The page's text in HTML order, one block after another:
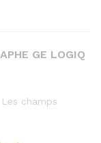
GE LOGIQ
Les champs